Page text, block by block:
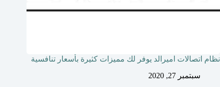
نظام اتصالات اميرالد يوفر لك مميزات كثيرة بأسعار تنافسية
سبتمبر 27, 2020